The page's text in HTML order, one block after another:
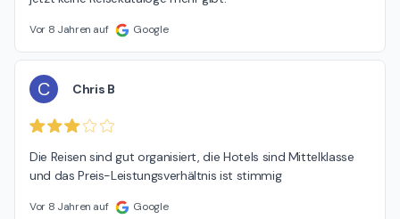
Vor 8 Jahren auf Google
C Chris B
Die Reisen sind gut organisiert, die Hotels sind Mittelklasse
und das Preis-Leistungsverhältnis ist stimmig
Vor 8 Jahren auf Google